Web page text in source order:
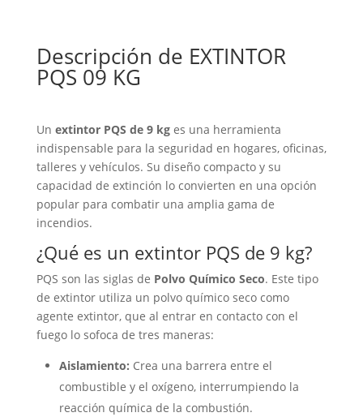
Descripción de EXTINTOR
PQS 09 KG
Un extintor PQS de 9 kges una herramienta
indispensable para la seguridad en hogares, oficinas,
talleres y vehículos. Su diseño compacto y su
capacidad de extinción lo convierten en una opción
popular para combatir una amplia gama de
incendios.
¿Qué es un extintor PQS de 9 kg?
PQS son las siglas de Polvo Químico Seco. Este tipo
de extintor utiliza un polvo químico seco como
agente extintor, que al entrar en contacto con el
fuego lo sofoca de tres maneras:
Aislamiento: Crea una barrera entre el
combustible y el oxígeno, interrumpiendo la
reacción química de la combustión.